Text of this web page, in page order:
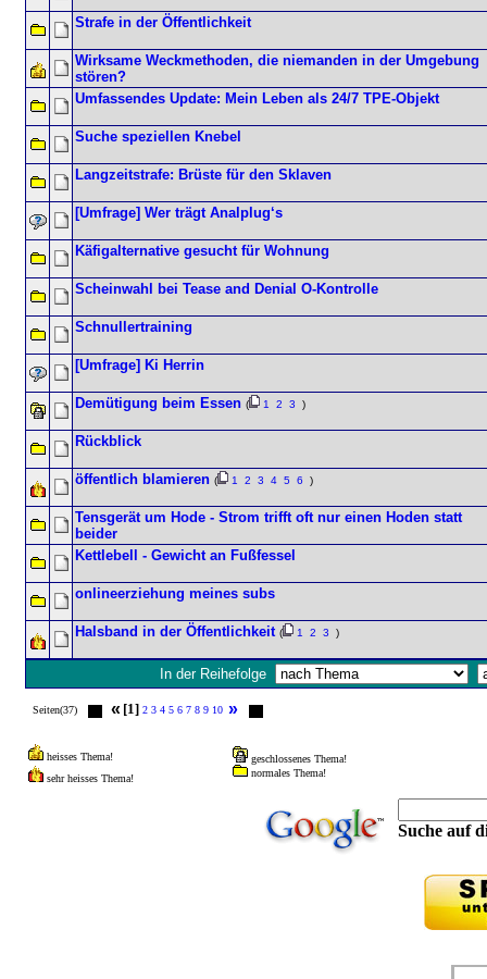
Strafe in der Öffentlichkeit
Wirksame Weckmethoden, die niemanden in der Umgebung
stören?
Umfassendes Update: Mein Leben als 24/7 TPE-Objekt
Suche speziellen Knebel
Langzeitstrafe: Brüste für den Sklaven
[Umfrage] Wer trägt Analplug‘s
Käfigalternative gesucht für Wohnung
Scheinwahl bei Tease and Denial O-Kontrolle
Schnullertraining
[Umfrage] Ki Herrin
Demütigung beim Essen ( 1 2 3 )
Rückblick
öffentlich blamieren ( 1 2 3 4 5 6 )
Tensgerät um Hode - Strom trifft oft nur einen Hoden statt
beider
Kettlebell - Gewicht an Fußfessel
onlineerziehung meines subs
Halsband in der Öffentlichkeit ( 1 2 3 )
In der Reihefolge
Seiten(37) « [1] 2 3 4 5 6 7 8 9 10 »
heisses Thema!
sehr heisses Thema!
geschlossenes Thema!
normales Thema!
Suche auf